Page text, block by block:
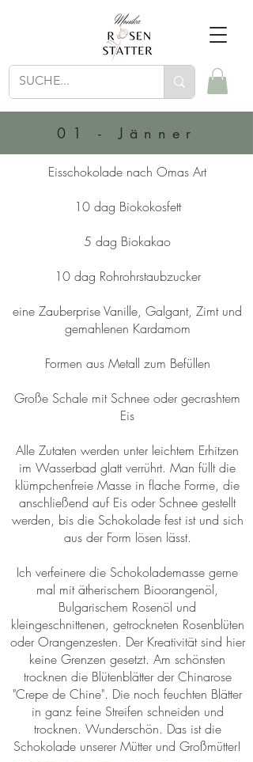
Eisschokolade nach Omas Art
10 dag Biokokosfett
5 dag Biokakao
10 dag Rohrohrstaubzucker
eine Zauberprise Vanille, Galgant, Zimt und
gemahlenen Kardamom
Formen aus Metall zum Befüllen
Große Schale mit Schnee oder gecrashtem
Eis
Alle Zutaten werden unter leichtem Erhitzen
im Wasserbad glatt verrührt. Man füllt die
klümpchenfreie Masse in flache Forme, die
anschließend auf Eis oder Schnee gestellt
werden, bis die Schokolade fest ist und sich
aus der Form lösen lässt.
Ich verfeinere die Schokolademasse gerne
mal mit ätherischem Bioorangenöl,
Bulgarischem Rosenöl und
kleingeschnittenen, getrockneten Rosenblüten
oder Orangenzesten. Der Kreativität sind hier
keine Grenzen gesetzt. Am schönsten
trocknen die Blütenblätter der Chinarose
"Crepe de Chine". Die noch feuchten Blätter
in ganz feine Streifen schneiden und
trocknen. Wunderschön. Das ist die
Schokolade unserer Mütter und Großmütter!
01 - Jänner